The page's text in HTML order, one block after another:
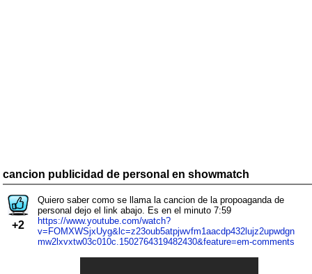
cancion publicidad de personal en showmatch
+2
Quiero saber como se llama la cancion de la propoaganda de
personal dejo el link abajo. Es en el minuto 7:59
https://www.youtube.com/watch?
v=FOMXWSjxUyg&lc=z23oub5atpjwvfm1aacdp432lujz2upwdgn
mw2lxvxtw03c010c.1502764319482430&feature=em-comments